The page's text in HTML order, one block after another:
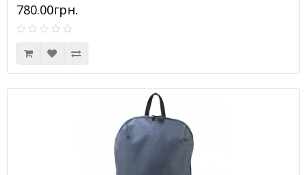
780.00грн.